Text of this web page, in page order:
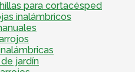
para cortacésped
inalámbricos
jardín